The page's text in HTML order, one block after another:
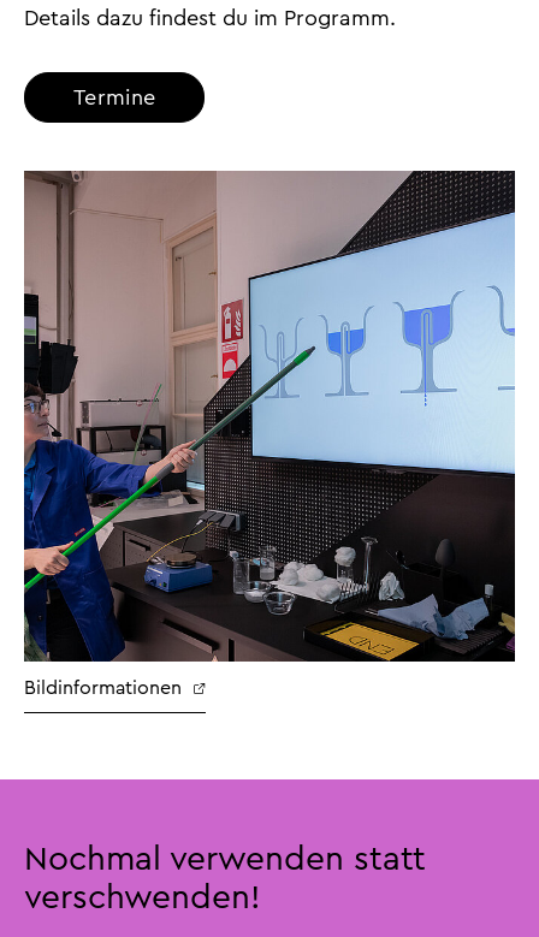
Details dazu findest du im Programm.
Termine
Bildinformationen
Nochmal verwenden statt
verschwenden!